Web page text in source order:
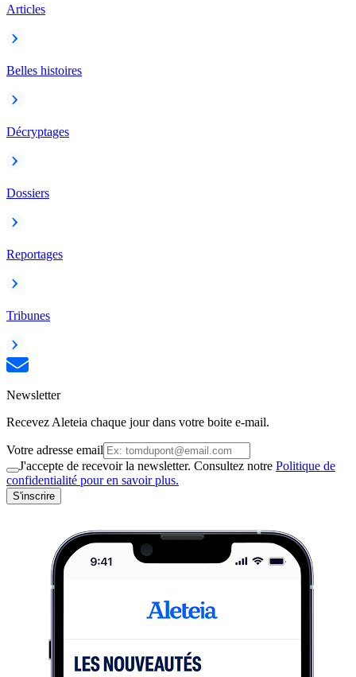
Articles
Belles histoires
Décryptages
Dossiers
Reportages
Tribunes
Newsletter
Recevez Aleteia chaque jour dans votre boite e-mail.
Votre adresse email
J'accepte de recevoir la newsletter. Consultez notre Politique de
confidentialité pour en savoir plus.
S'inscrire